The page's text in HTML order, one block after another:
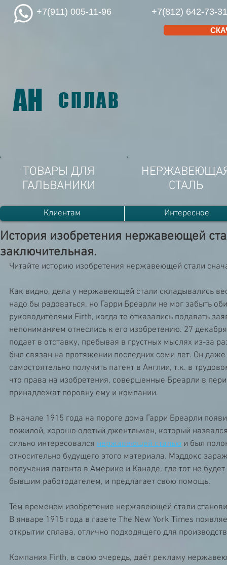
+7(911) 005-11-96 +7(812) 642-73-31
История изобретения нержавеющей
заключительная.
Читайте историю изобретения нержавеющей стали
Как видно, дела у нержавеющей стали складывались
надо бы радоваться, но Гарри Бреарли не мог забыть
руководителями Firth, когда те отказались подавать
непониманием отнеслись к его изобретению. 27
подает в отставку, пребывая в грустных мыслях из-за
был связан на протяжении последних семи лет. Он
самостоятельно получить патент в Англии, т.к. в
что права на изобретения, совершенные Бреарли в
принадлежат поровну ему и компании.
В начале 1915 года на пороге дома Гарри Бреарли
пожилой, хорошо одетый джентльмен, который
сильно интересовался нержавеющей сталью и был
относительно будущего этого материала. Мэддокс
получения патента в Америке и Канаде, где тот не
бывшим работодателем, и предлагает свою помощь.
Тем временем изобретение нержавеющей стали
В январе 1915 года в газете The New York Times
открытии сплава, отлично подходящего для
Компания Firth, в свою очередь, даёт рекламу
АН СПЛАВ
ТОВАРЫ ДЛЯ
ГАЛЬВАНИКИ
СТАЛЬ
Клиентам Интересное